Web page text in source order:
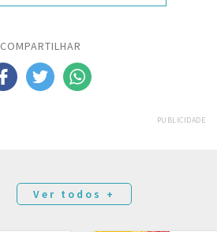
COMPARTILHAR
PUBLICIDADE
Ver todos +